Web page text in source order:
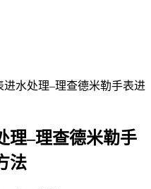
进水处理–理查德米勒手表进
理–理查德米勒手
法